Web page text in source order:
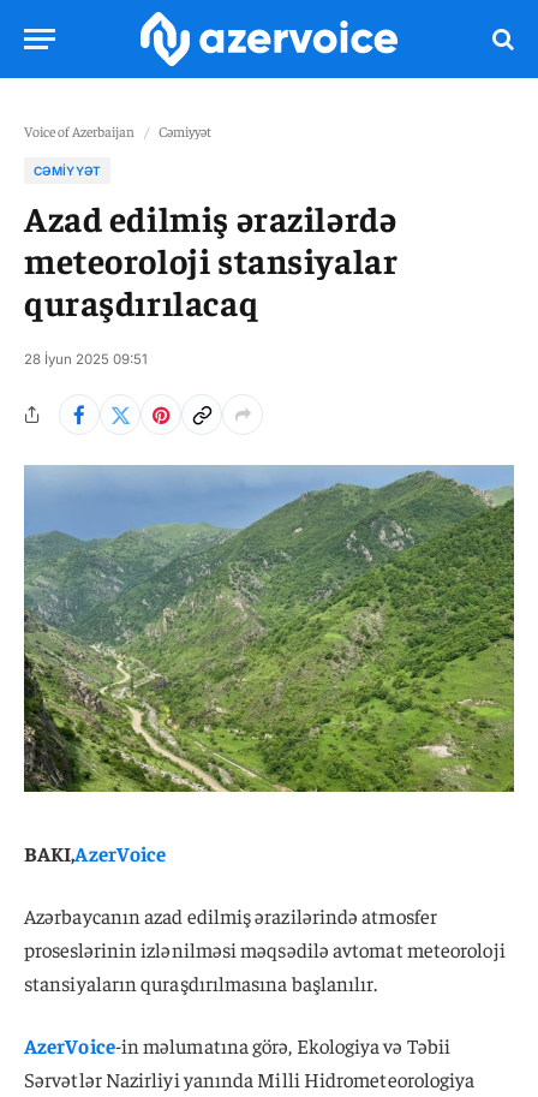
Voice of Azerbaijan / Cəmiyyət
CƏMIYYƏT
Azad edilmiş ərazilərdə
meteoroloji stansiyalar
quraşdırılacaq
28 İyun 2025 09:51
BAKI,AzerVoice
Azərbaycanın azad edilmiş ərazilərində atmosfer
proseslərinin izlənilməsi məqsədilə avtomat meteoroloji
stansiyaların quraşdırılmasına başlanılır.
AzerVoice-in məlumatına görə, Ekologiya və Təbii
Sərvətlər Nazirliyi yanında Milli Hidrometeorologiya